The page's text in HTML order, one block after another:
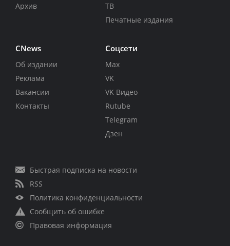
Архив
ТВ
Печатные издания
CNews
Об издании
Реклама
Вакансии
Контакты
Соцсети
Max
VK
VK Видео
Rutube
Telegram
Дзен
Быстрая подписка на новости
RSS
Политика конфиденциальности
Сообщить об ошибке
Правовая информация